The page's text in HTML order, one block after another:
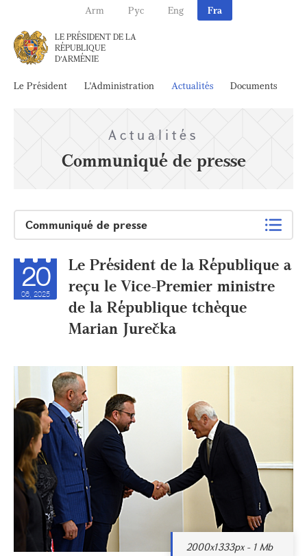
Arm Рус Eng Fra
LE PRÉSIDENT DE LA
RÉPUBLIQUE
D'ARMÉNIE
Le Président L'Administration Actualités Documents
Actualités
Communiqué de presse
Communiqué de presse
20
06, 2025
Le Président de la République a
reçu le Vice-Premier ministre
de la République tchèque
Marian Jurečka
2000x1333px - 1 Mb